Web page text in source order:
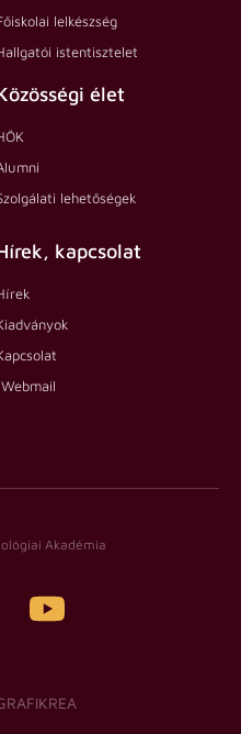
lelkészség
istentisztelet
élet
lehetőségek
kapcsolat
Webmail
Akadémia